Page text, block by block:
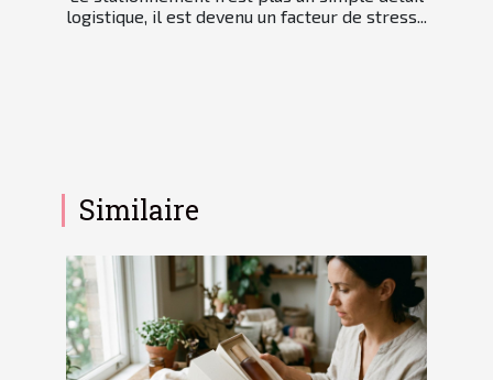
logistique, il est devenu un facteur de stress...
Similaire